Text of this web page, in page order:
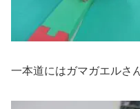
一本道にはガマガエルさ